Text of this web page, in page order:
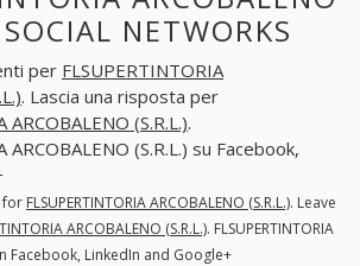
NETWORKS
per FLSUPERTINTORIA
. Lascia una risposta per
(S.R.L.).
ARCOBALENO (S.R.L.) su Facebook,
for FLSUPERTINTORIA ARCOBALENO (S.R.L.). Leave
ARCOBALENO (S.R.L.). FLSUPERTINTORIA
Facebook, LinkedIn and Google+